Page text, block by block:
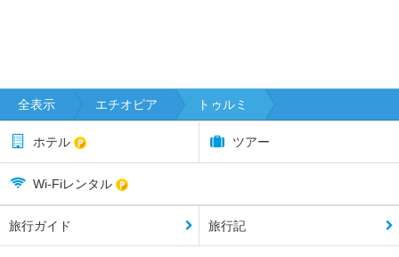
全表示 エチオピア トゥルミ
ホテル ツアー
Wi-Fiレンタル
旅行ガイド 旅行記